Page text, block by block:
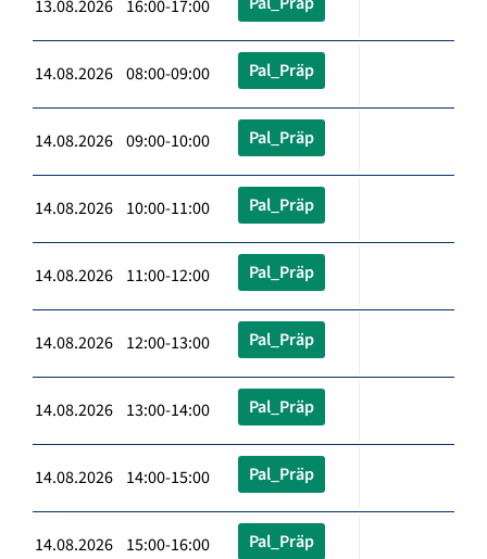
13.08.2026 16:00-17:00
14.08.2026 08:00-09:00 Pal_Präp
14.08.2026 09:00-10:00 Pal_Präp
14.08.2026 10:00-11:00 Pal_Präp
14.08.2026 11:00-12:00 Pal_Präp
14.08.2026 12:00-13:00 Pal_Präp
14.08.2026 13:00-14:00 Pal_Präp
14.08.2026 14:00-15:00 Pal_Präp
14.08.2026 15:00-16:00 Pal_Präp